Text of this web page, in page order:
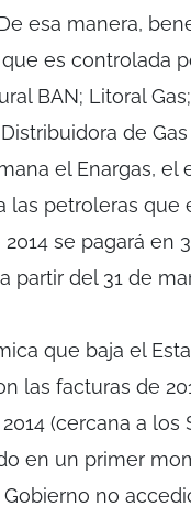
esa manera,
es controlada
BAN; Litoral
de
el Enargas,
las petroleras
se pagará en
partir del 31 de
que baja el
las facturas de
(cercana a los
en un primer
no